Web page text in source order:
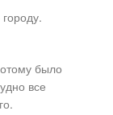
было
все